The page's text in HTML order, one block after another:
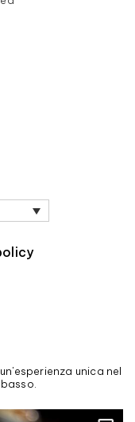
unica nel